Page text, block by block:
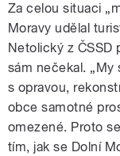
Za celou situaci
Moravy udělal
Netolický z ČSSD
sám nečekal. „My
s opravou,
obce samotné
omezené. Proto
tím, jak se Dolní